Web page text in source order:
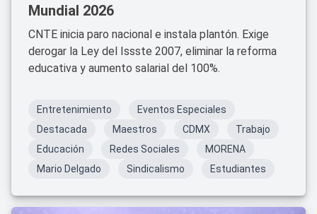
Mundial 2026
CNTE inicia paro nacional e instala plantón. Exige
derogar la Ley del Issste 2007, eliminar la reforma
educativa y aumento salarial del 100%.
Entretenimiento
Eventos Especiales
Destacada
Maestros CDMX
Trabajo
Educación
Redes Sociales
MORENA
Mario Delgado
Sindicalismo Estudiantes